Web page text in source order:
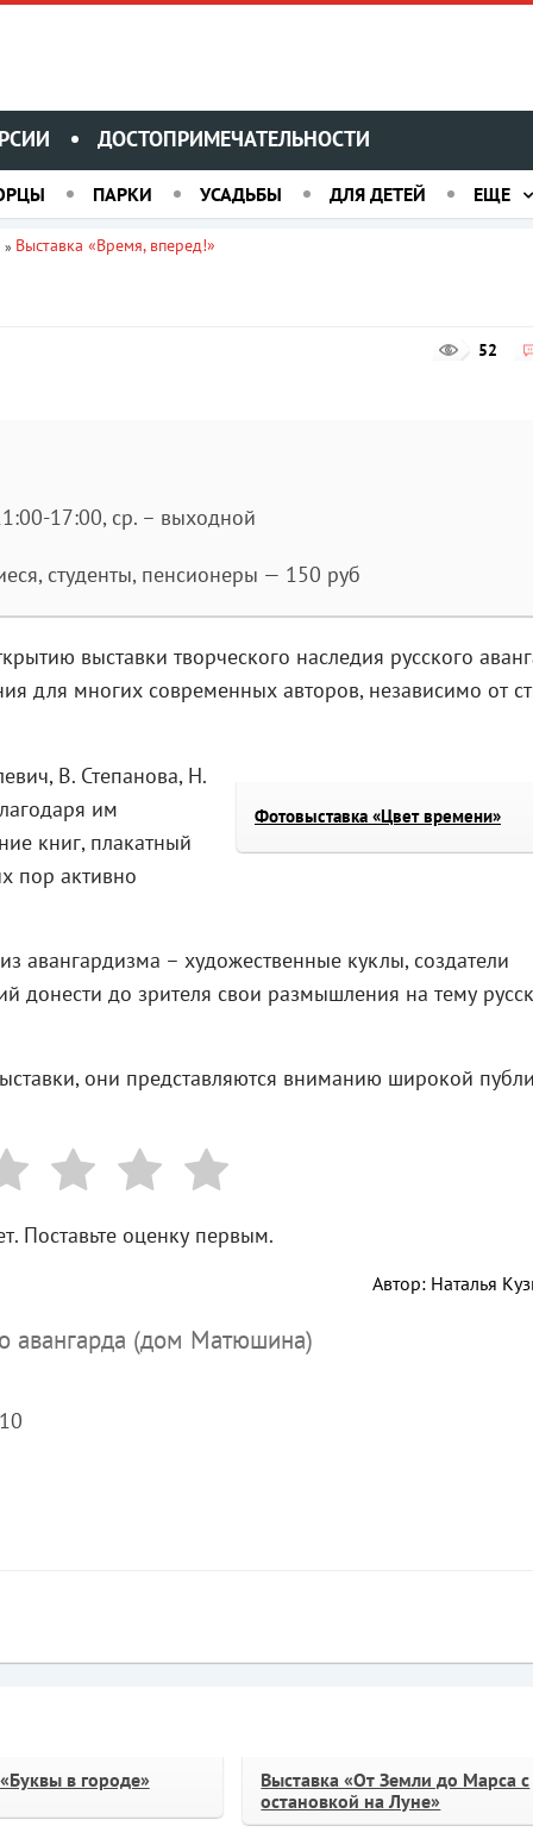
ДОСТОПРИМЕЧАТЕЛЬНОСТИ
ПАРКИ УСАДЬБЫ ДЛЯ ДЕТЕЙ ЕЩЕ
» Выставка «Время, вперед!»
52
17:00, ср. – выходной
студенты, пенсионеры — 150 руб
выставки творческого наследия русского
для многих современных авторов, независимо от
Фотовыставка «Цвет времени»
В. Степанова, Н.
им
книг, плакатный
пор активно
авангардизма – художественные куклы, создатели
донести до зрителя свои размышления на тему
они представляются вниманию широкой
Поставьте оценку первым.
Автор: Наталья
авангарда (дом Матюшина)
в городе»
Выставка «От Земли до Марса с
остановкой на Луне»